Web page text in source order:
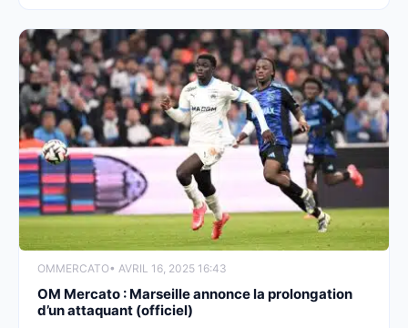
OMMERCATO• AVRIL 16, 2025 16:43
OM Mercato : Marseille annonce la prolongation
d’un attaquant (officiel)